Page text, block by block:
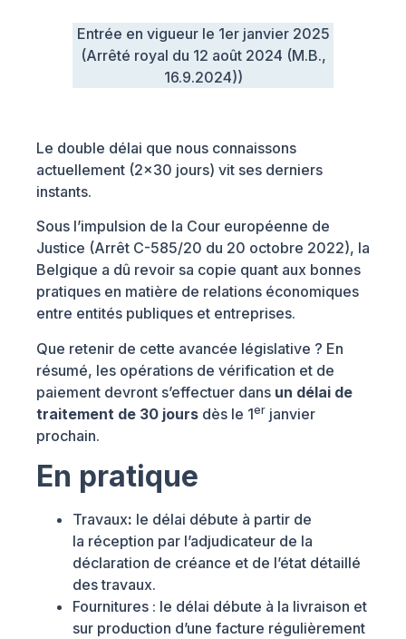
Entrée en vigueur le 1er janvier 2025
(Arrêté royal du 12 août 2024 (M.B.,
16.9.2024))
Le double délai que nous connaissons
actuellement (2×30 jours) vit ses derniers
instants.
Sous l’impulsion de la Cour européenne de
Justice (Arrêt C-585/20 du 20 octobre 2022), la
Belgique a dû revoir sa copie quant aux bonnes
pratiques en matière de relations économiques
entre entités publiques et entreprises.
Que retenir de cette avancée législative ? En
résumé, les opérations de vérification et de
paiement devront s’effectuer dans un délai de
traitement de 30 jours dès le 1er janvier
prochain.
En pratique
Travaux: le délai débute à partir de
la réception par l’adjudicateur de la
déclaration de créance et de l’état détaillé
des travaux.
Fournitures : le délai débute à la livraison et
sur production d’une facture régulièrement